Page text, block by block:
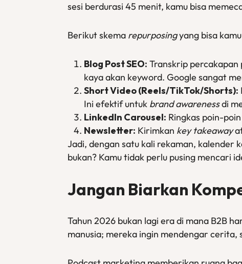
sesi berdurasi 45 menit, kamu bisa
Berikut skema repurposingyang bisa
Blog Post SEO: Transkrip percakapan
kaya akan keyword. Google sangat
Short Video (Reels/TikTok/Shorts):
Ini efektif untuk brand awarenessdi
LinkedIn Carousel: Ringkas poin-
Newsletter: Kirimkan key takeaway
Jadi, dengan satu kali rekaman, kalender
bukan? Kamu tidak perlu pusing mencari
Jangan Biarkan
Tahun 2026 bukan lagi era di mana B2B
manusia; mereka ingin mendengar cerita,